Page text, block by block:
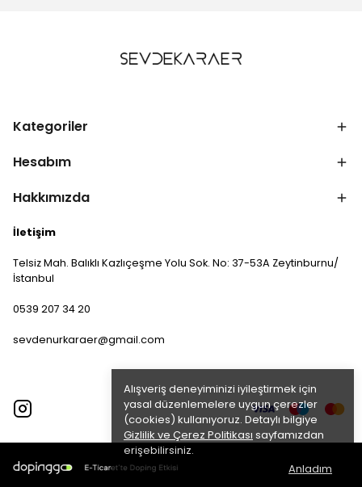
Alışveriş deneyiminizi iyileştirmek için
yasal düzenlemelere uygun çerezler
(cookies) kullanıyoruz. Detaylı bilgiye
Gizlilik ve Çerez Politikası sayfamızdan
erişebilirsiniz.
Anladım
Kategoriler
Hesabım
Hakkımızda
İletişim
Telsiz Mah. Balıklı Kazlıçeşme Yolu Sok. No: 37-53A Zeytinburnu/
İstanbul
0539 207 34 20
sevdenurkaraer@gmail.com